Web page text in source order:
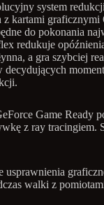
system
z kartami graficznymi
do pokonania
redukuje
a gra szybciej
decydujących
Game Ready
z ray tracingiem.
usprawnienia
walki z